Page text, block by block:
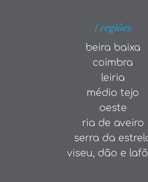
| regiões
beira baixa
coimbra
leiria
médio tejo
oeste
ria de aveiro
serra da
viseu, dão e